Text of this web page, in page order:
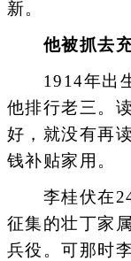
新。
他被抓去充
1914年出生
他排行老三。
好，就没有再
钱补贴家用。
李桂伏在24
征集的壮丁家
兵役。可那时